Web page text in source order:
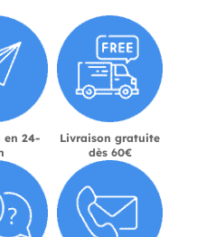
en 24-
Livraison gratuite
dès 60€